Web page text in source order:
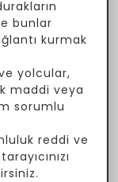
bunlar
kurmak
yolcular,
maddi veya
sorumlu
reddi ve